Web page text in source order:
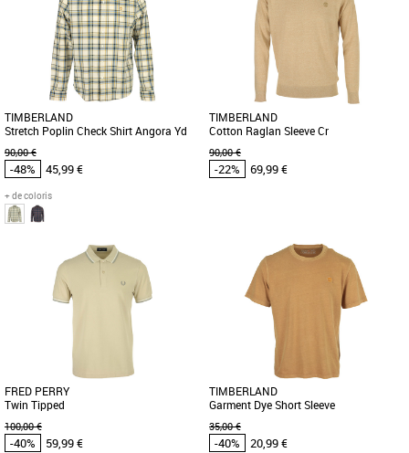
Découvrez la veste en fourrure polaire
pour homme 100 % tissu ReBOTL™
contenant au moins 40 % de polyester
Vêtements
Barbour est un expert en matière de
classiques, et cette chemise en est
l'illustration. Coupe cintrée, [...]
TIMBERLAND
Stretch Poplin Check Shirt Angora Yd
90,00 €
-48% 45,99 €
+ de coloris
Vêtements pas cher et Promos
Vêtements
Faites sensation avec cette chemise à
carreaux en popeline. Douce et
confortable, elle est fabriquée [...]
TIMBERLAND
Cotton Raglan Sleeve Cr
90,00 €
-22% 69,99 €
Vêtements pas cher et Promos
Vêtements
Le pull en coton à manches raglan
Williams River joue la carte de la
décontraction. Grâce à sa [...]
FRED PERRY
Twin Tipped
100,00 €
-40% 59,99 €
TIMBERLAND
Garment Dye Short Sleeve
35,00 €
-40% 20,99 €